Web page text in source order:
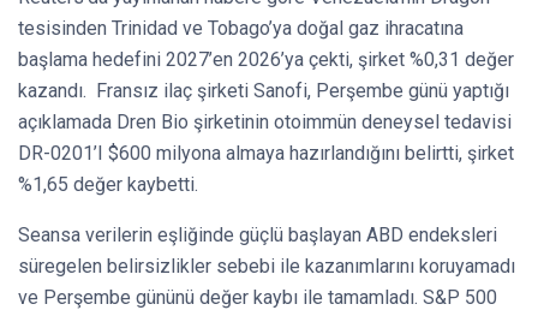
tesisinden Trinidad ve Tobago’ya doğal gaz ihracatına
başlama hedefini 2027’en 2026’ya çekti, şirket %0,31 değer
kazandı. Fransız ilaç şirketi Sanofi, Perşembe günü yaptığı
açıklamada Dren Bio şirketinin otoimmün deneysel tedavisi
DR-0201’I $600 milyona almaya hazırlandığını belirtti, şirket
%1,65 değer kaybetti.
Seansa verilerin eşliğinde güçlü başlayan ABD endeksleri
süregelen belirsizlikler sebebi ile kazanımlarını koruyamadı
ve Perşembe gününü değer kaybı ile tamamladı. S&P 500